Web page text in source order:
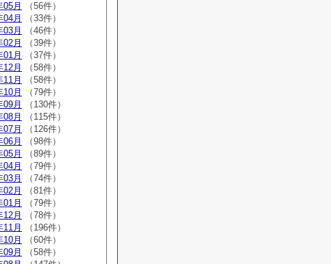
05月
（56件）
04月
（33件）
03月
（46件）
02月
（39件）
01月
（37件）
12月
（58件）
11月
（58件）
10月
（79件）
09月
（130件）
08月
（115件）
07月
（126件）
06月
（98件）
05月
（89件）
04月
（79件）
03月
（74件）
02月
（81件）
01月
（79件）
12月
（78件）
11月
（196件）
10月
（60件）
09月
（58件）